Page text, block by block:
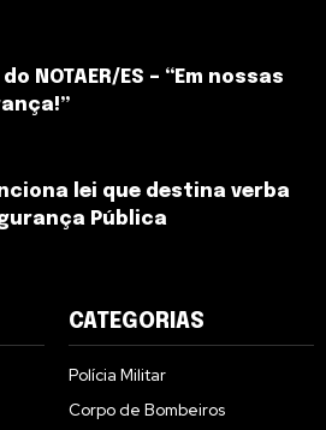
NOTAER/ES – “Em nossas
lei que destina verba
Pública
CATEGORIAS
Polícia Militar
Corpo de Bombeiros